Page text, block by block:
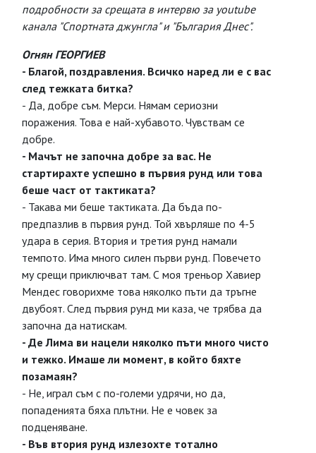
подробности за срещата в интервю за youtube
канала "Спортната джунгла" и "България Днес".
Огнян ГЕОРГИЕВ
- Благой, поздравления. Всичко наред ли е с вас
след тежката битка?
- Да, добре съм. Мерси. Нямам сериозни
поражения. Това е най-хубавото. Чувствам се
добре.
- Мачът не започна добре за вас. Не
стартирахте успешно в първия рунд или това
беше част от тактиката?
- Такава ми беше тактиката. Да бъда по-
предпазлив в първия рунд. Той хвърляше по 4-5
удара в серия. Втория и третия рунд намали
темпото. Има много силен първи рунд. Повечето
му срещи приключват там. С моя треньор Хавиер
Мендес говорихме това няколко пъти да тръгне
двубоят. След първия рунд ми каза, че трябва да
започна да натискам.
- Де Лима ви нацели няколко пъти много чисто
и тежко. Имаше ли момент, в който бяхте
позамаян?
- Не, играл съм с по-големи удрячи, но да,
попаденията бяха плътни. Не е човек за
подценяване.
- Във втория рунд излезохте тотално